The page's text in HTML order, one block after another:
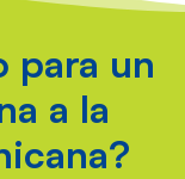
para un
a la